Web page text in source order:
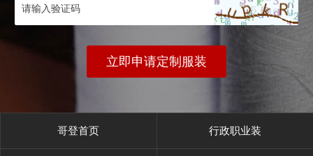
立即申请定制服装
哥登首页 行政职业装